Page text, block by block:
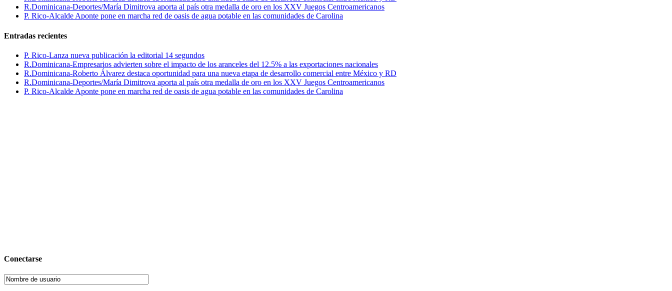
R.Dominicana-Deportes/María Dimitrova aporta al país otra medalla de oro en los XXV Juegos Centroamericanos
P. Rico-Alcalde Aponte pone en marcha red de oasis de agua potable en las comunidades de Carolina
Entradas recientes
P. Rico-Lanza nueva publicación la editorial 14 segundos
R.Dominicana-Empresarios advierten sobre el impacto de los aranceles del 12.5% a las exportaciones nacionales
R.Dominicana-Roberto Álvarez destaca oportunidad para una nueva etapa de desarrollo comercial entre México y RD
R.Dominicana-Deportes/María Dimitrova aporta al país otra medalla de oro en los XXV Juegos Centroamericanos
P. Rico-Alcalde Aponte pone en marcha red de oasis de agua potable en las comunidades de Carolina
Conectarse